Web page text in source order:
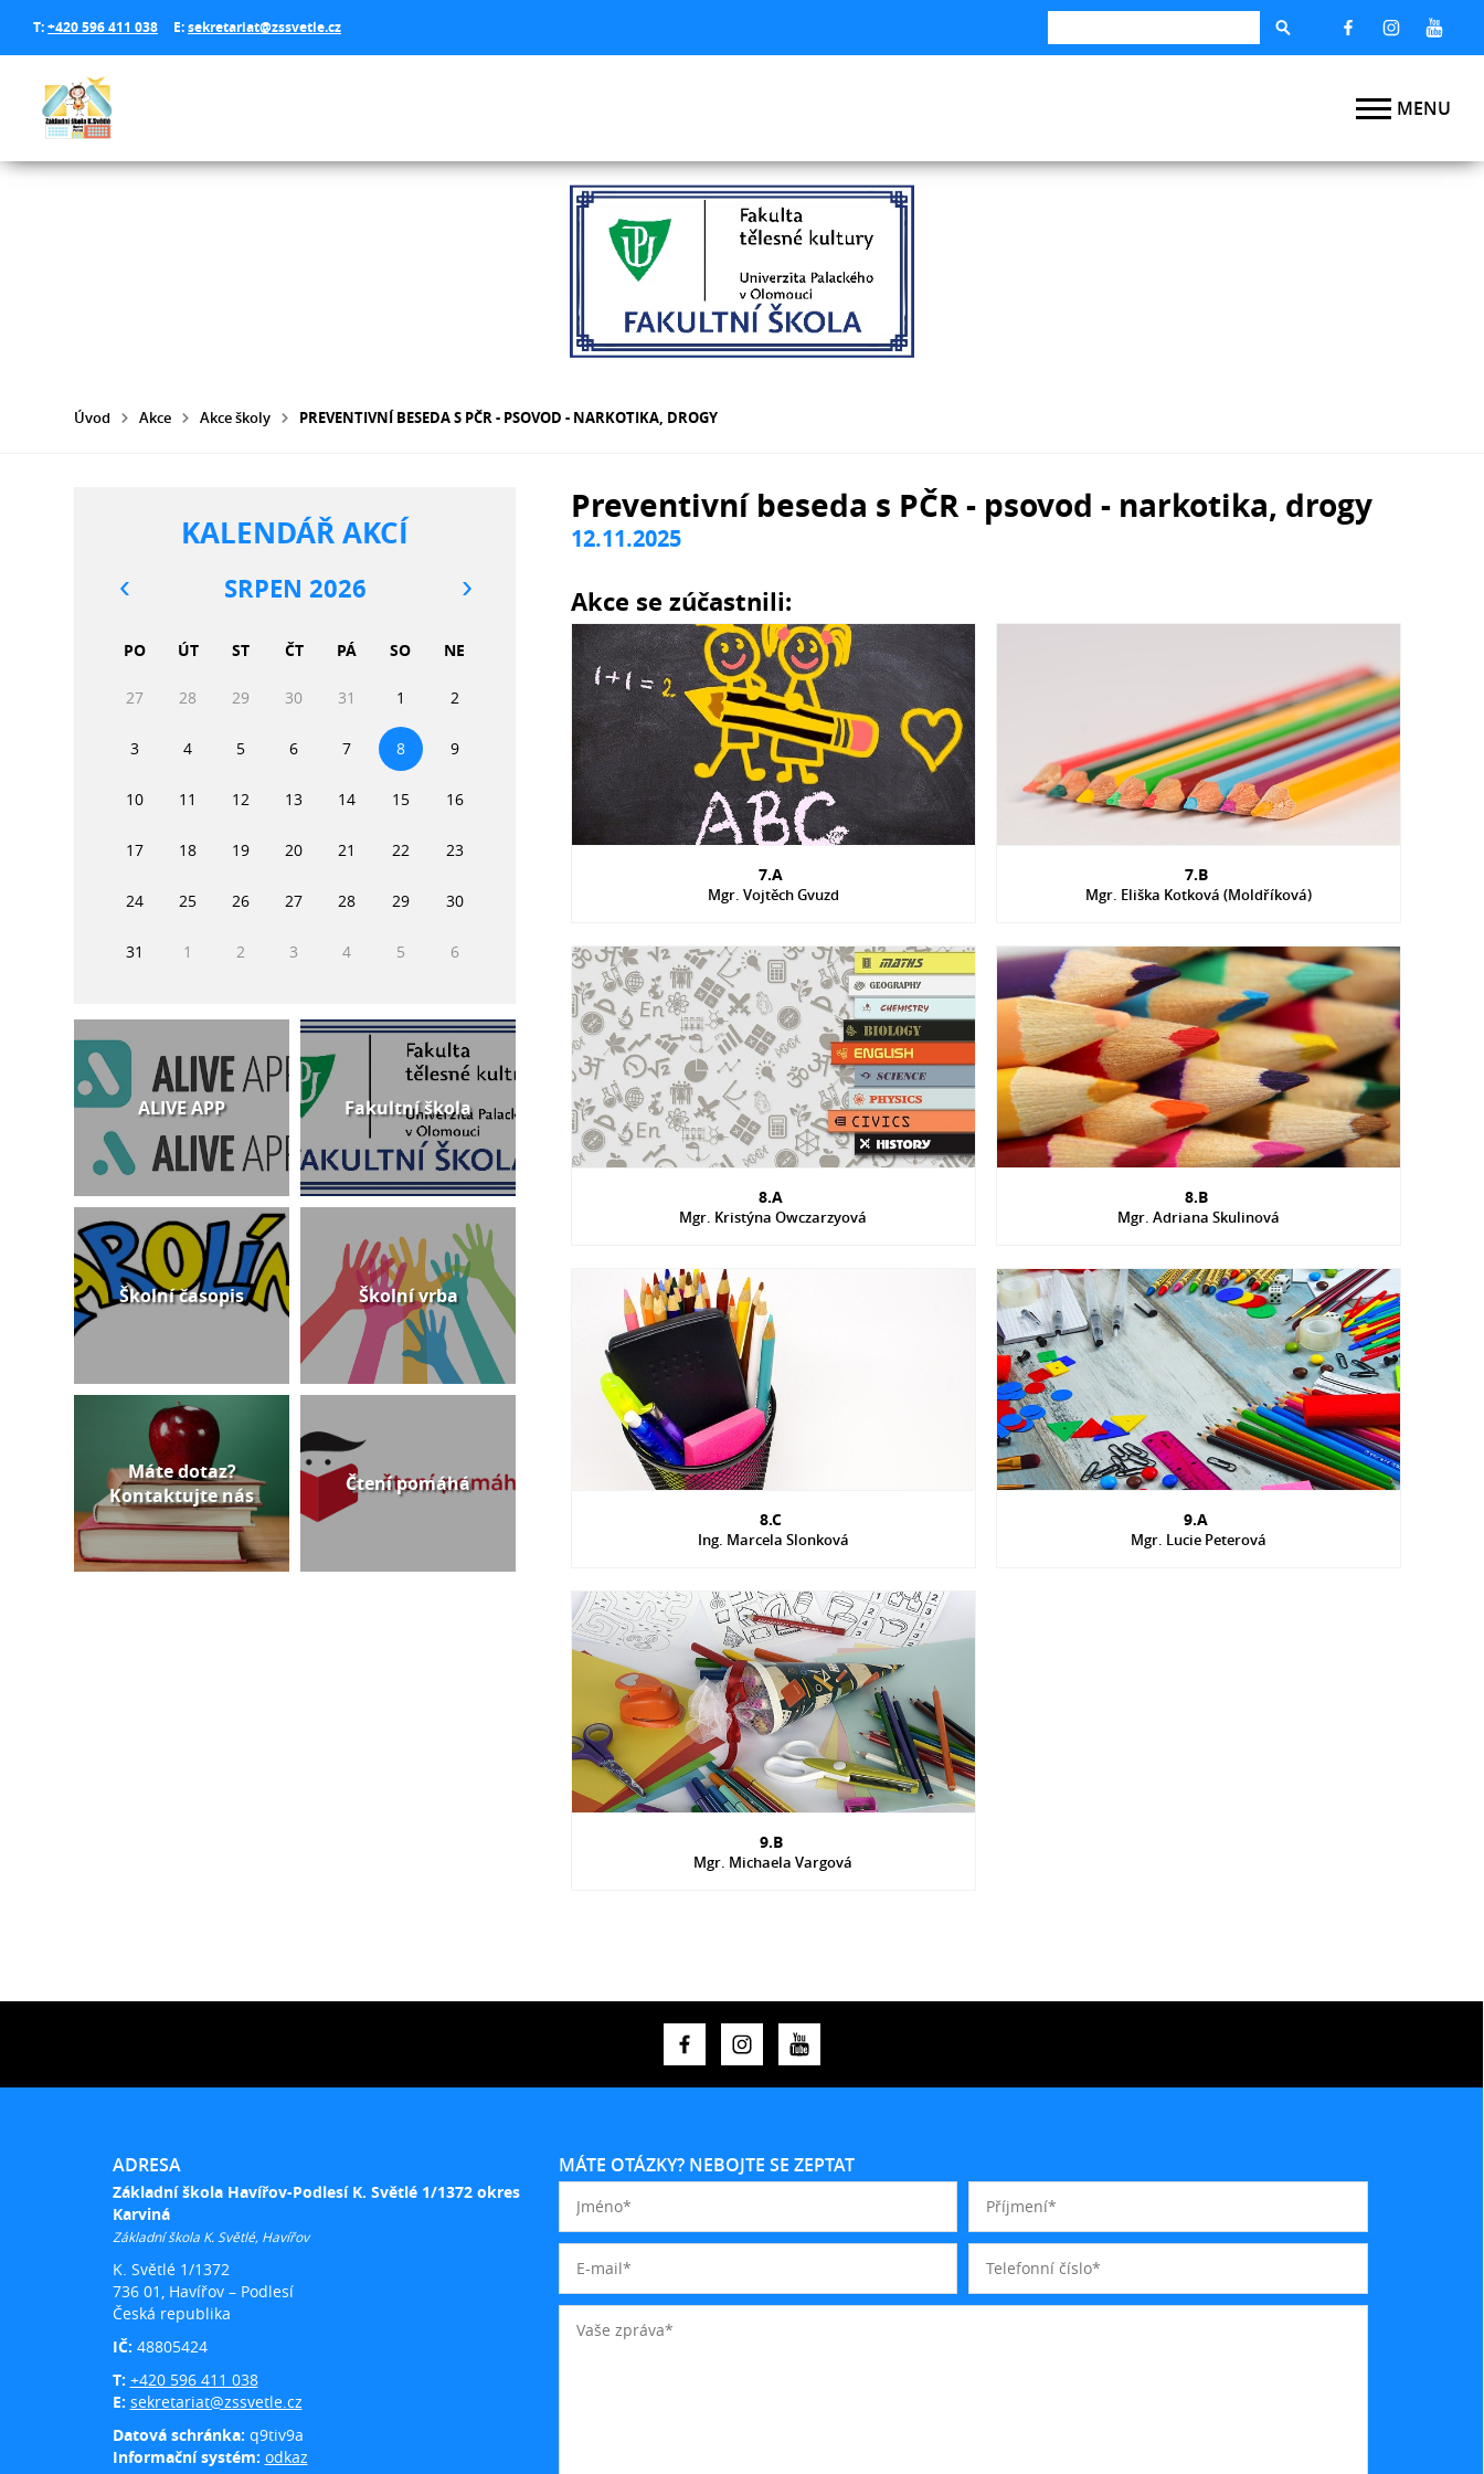
T:+420 596 411 038 E:sekretariat@zssvetle.cz
Úvod Akce Akce školy PREVENTIVNÍ BESEDA S PČR - PSOVOD - NARKOTIKA, DROGY
Preventivní beseda s PČR - psovod - narkotika, drogy
12.11.2025
Akce se zúčastnili:
7.A
Mgr. Vojtěch Gvuzd
7.B
Mgr. Eliška Kotková (Moldříková)
8.A
Mgr. Kristýna Owczarzyová
8.B
Mgr. Adriana Skulinová
8.C
Ing. Marcela Slonková
9.A
Mgr. Lucie Peterová
9.B
Mgr. Michaela Vargová
KALENDÁŘ AKCÍ
SRPEN 2026
PO ÚT ST ČT PÁ SO NE
27 28 29 30 31 1 2
3 4 5 6 7 8 9
10 11 12 13 14 15 16
17 18 19 20 21 22 23
24 25 26 27 28 29 30
31 1 2 3 4 5 6
ALIVE APP Fakultní škola
Školní časopis Školní vrba
Máte dotaz?
Kontaktujte nás
Čtení pomáhá
ADRESA
Základní škola Havířov-Podlesí K. Světlé 1/1372 okres
Karviná
Základní škola K. Světlé, Havířov
K. Světlé 1/1372
736 01, Havířov – Podlesí
Česká republika
IČ: 48805424
T: +420 596 411 038
E: sekretariat@zssvetle.cz
Datová schránka: q9tiv9a
Informační systém: odkaz
MÁTE OTÁZKY? NEBOJTE SE ZEPTAT